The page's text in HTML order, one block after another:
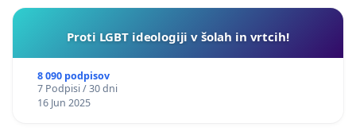
Proti LGBT ideologiji v šolah in vrtcih!
8 090 podpisov
7 Podpisi / 30 dni
16 Jun 2025